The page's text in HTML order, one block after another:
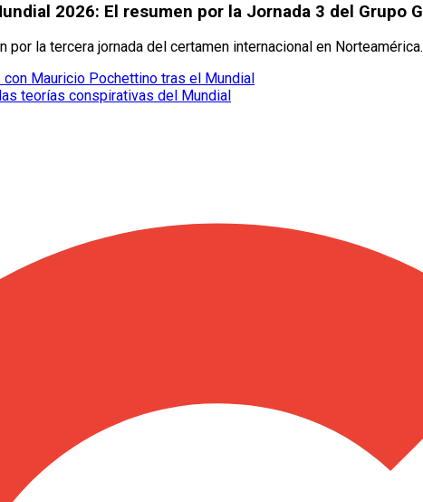
2026: El resumen por la Jornada 3 del Grupo G
la tercera jornada del certamen internacional en Norteamérica.
Mauricio Pochettino tras el Mundial
teorías conspirativas del Mundial